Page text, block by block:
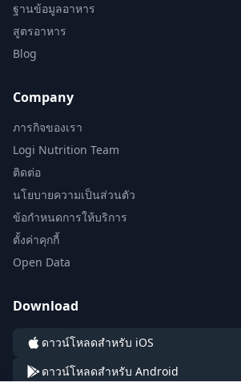
ฐานข้อมูลอาหาร
สูตรอาหาร
Blog
Company
ภารกิจของเรา
Logi Nutrition Team
ติดต่อ
นโยบายความเป็นส่วนตัว
ข้อกำหนดการให้บริการ
ตั้งค่าคุกกี้
Open Data
Download
ดาวน์โหลดสำหรับ iOS
ดาวน์โหลดสำหรับ Android